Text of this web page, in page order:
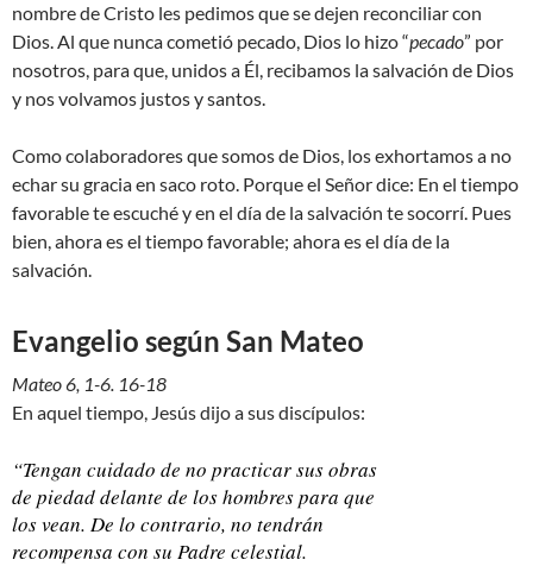
nombre de Cristo les pedimos que se dejen reconciliar con
Dios. Al que nunca cometió pecado, Dios lo hizo “pecado” por
nosotros, para que, unidos a Él, recibamos la salvación de Dios
y nos volvamos justos y santos.
Como colaboradores que somos de Dios, los exhortamos a no
echar su gracia en saco roto. Porque el Señor dice: En el tiempo
favorable te escuché y en el día de la salvación te socorrí. Pues
bien, ahora es el tiempo favorable; ahora es el día de la
salvación.
Evangelio según San Mateo
Mateo 6, 1-6. 16-18
En aquel tiempo, Jesús dijo a sus discípulos:
“Tengan cuidado de no practicar sus obras
de piedad delante de los hombres para que
los vean. De lo contrario, no tendrán
recompensa con su Padre celestial.